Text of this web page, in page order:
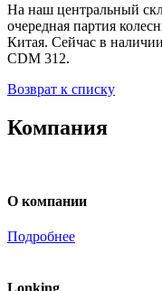
На наш центральный
очередная партия
Китая. Сейчас в
CDM 312.
Возврат к списку
Компания
О компании
Подробнее